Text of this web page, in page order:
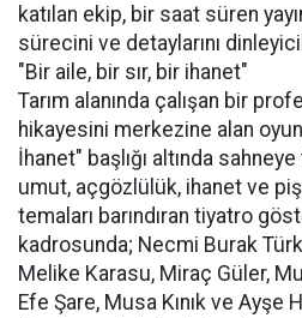
katılan ekip, bir saat süren
sürecini ve detaylarını
"Bir aile, bir sır, bir ihanet"
Tarım alanında çalışan bir
hikayesini merkezine alan
İhanet" başlığı altında sahneye
umut, açgözlülük, ihanet ve
temaları barındıran tiyatro
kadrosunda; Necmi Burak
Melike Karasu, Miraç Güler,
Efe Şare, Musa Kınık ve Ayşe